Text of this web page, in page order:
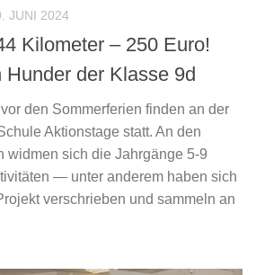
JUNI 2024
Kilometer – 250 Euro!
Hunder der Klasse 9d
den Sommerferien finden an der
Aktionstage statt. An den
widmen sich die Jahrgänge 5-9
— unter anderem haben sich
verschrieben und sammeln an